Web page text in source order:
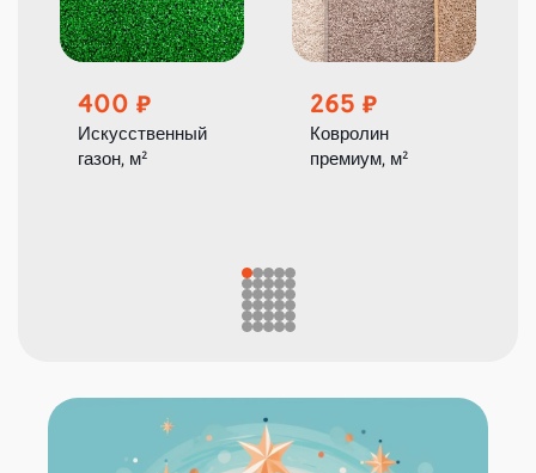
400
Искусственный
газон, м²
265
Ковролин
премиум, м²